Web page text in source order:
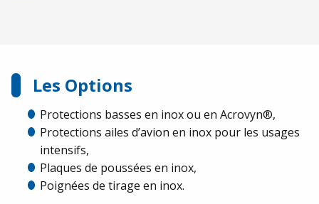
Les Options
Protections basses en inox ou en Acrovyn®,
Protections ailes d’avion en inox pour les usages
intensifs,
Plaques de poussées en inox,
Poignées de tirage en inox.